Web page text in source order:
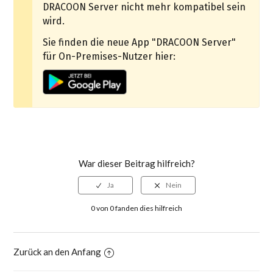
DRACOON Server nicht mehr kompatibel sein
wird.
Sie finden die neue App "DRACOON Server"
für On-Premises-Nutzer hier:
War dieser Beitrag hilfreich?
0 von 0 fanden dies hilfreich
Zurück an den Anfang